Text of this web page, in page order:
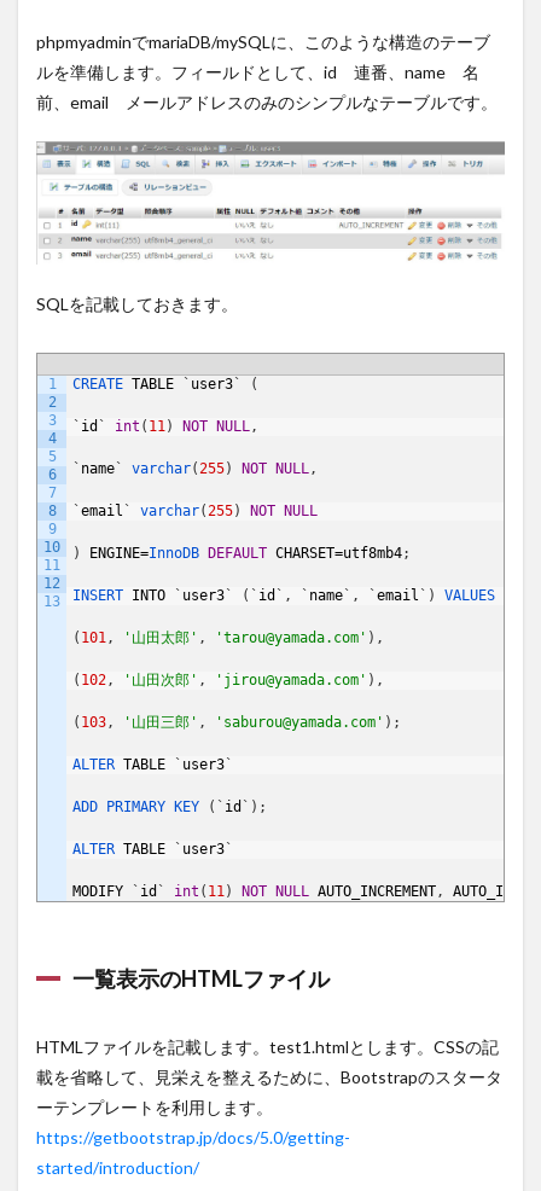
phpmyadminでmariaDB/mySQLに、このような構造のテーブ
ルを準備します。フィールドとして、id 連番、name 名
前、email メールアドレスのみのシンプルなテーブルです。
SQLを記載しておきます。
1
2
3
4
5
6
7
8
9
10
11
12
13
CREATE TABLE ` user3` (
` id ` int ( 11) NOT NULL,
` name` varchar(255) NOT NULL,
` email ` varchar(255) NOT NULL
) ENGINE=InnoDB DEFAULT CHARSET=utf8mb4;
INSERT INTO ` user3` ( ` id ` , ` name` , ` email ` ) VALUES
( 101, '山田太郎' , 'tarou@yamada.com' ) ,
( 102, '山田次郎' , 'jirou@yamada.com' ) ,
( 103, '山田三郎' , 'saburou@yamada.com' ) ;
ALTER TABLE ` user3`
ADD PRIMARY KEY ( ` id ` ) ;
ALTER TABLE ` user3`
MODIFY ` id ` int ( 11) NOT NULL AUTO_INCREMENT,
一覧表示のHTMLファイル
HTMLファイルを記載します。test1.htmlとします。CSSの記
載を省略して、見栄えを整えるために、Bootstrapのスタータ
ーテンプレートを利用します。
https://getbootstrap.jp/docs/5.0/getting-
started/introduction/